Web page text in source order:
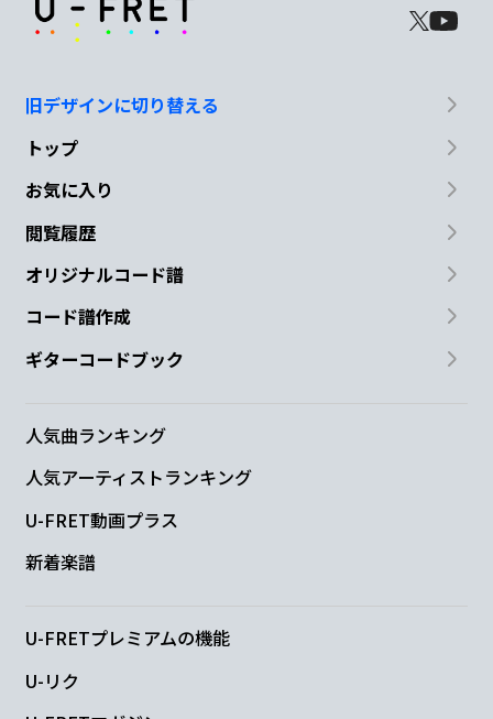
旧デザインに切り替える
トップ
お気に入り
閲覧履歴
オリジナルコード譜
コード譜作成
ギターコードブック
人気曲ランキング
人気アーティストランキング
U-FRET動画プラス
新着楽譜
U-FRETプレミアムの機能
U-リク